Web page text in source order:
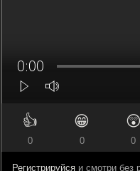
👍
0
😁
0
😲
0
Регистрируйся и смотри без